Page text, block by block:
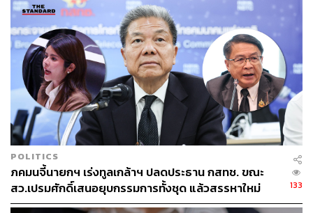
TAGS: พรชัย ฐีระเวช ธนาคารแห่งประเทศไทย
338
POLITICS
ภคมนจี้นายกฯ เร่งทูลเกล้าฯ ปลดประธาน กสทช. ขณะ
สว.เปรมศักดิ์เสนอยุบกรรมการทั้งชุด แล้วสรรหาใหม่
133